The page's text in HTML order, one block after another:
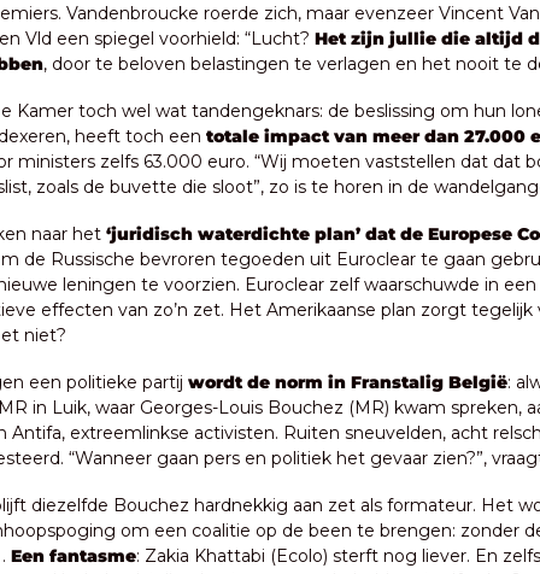
Vandenbroucke roerde zich, maar evenzeer Vincent
Vld een spiegel voorhield: “Lucht? Het zijn jullie die altijd
, door te beloven belastingen te verlagen en het nooit te
Kamer toch wel wat tandengeknars: de beslissing om hun
heeft toch een totale impact van meer dan 27.000
ministers zelfs 63.000 euro. “Wij moeten vaststellen dat dat
zoals de buvette die sloot”, zo is te horen in de
naar het ‘juridisch waterdichte plan’ dat de Europese
de Russische bevroren tegoeden uit Euroclear te gaan
leningen te voorzien. Euroclear zelf waarschuwde in
effecten van zo’n zet. Het Amerikaanse plan zorgt tegelijk
niet?
een politieke partij wordt de norm in Franstalig België:
in Luik, waar Georges-Louis Bouchez (MR) kwam spreken,
Antifa, extreemlinkse activisten. Ruiten sneuvelden, acht
“Wanneer gaan pers en politiek het gevaar zien?”,
diezelfde Bouchez hardnekkig aan zet als formateur. Het
om een coalitie op de been te brengen: zonder
Een fantasme: Zakia Khattabi (Ecolo) sterft nog liever. En